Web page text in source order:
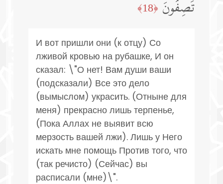
تَصِفُونَ ﴿18﴾
И вот пришли они (к отцу) Со
лживой кровью на рубашке, И он
сказал: \"О нет! Вам души ваши
(подсказали) Все это дело
(вымыслом) украсить. (Отныне для
меня) прекрасно лишь терпенье,
(Пока Аллах не выявит всю
мерзость вашей лжи). Лишь у Него
искать мне помощь Против того, что
(так речисто) (Сейчас) вы
расписали (мне)\".